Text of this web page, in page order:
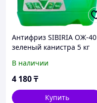
Антифриз SIBIRIA ОЖ-40
зеленый канистра 5 кг
В наличии
4 180₸
Купить